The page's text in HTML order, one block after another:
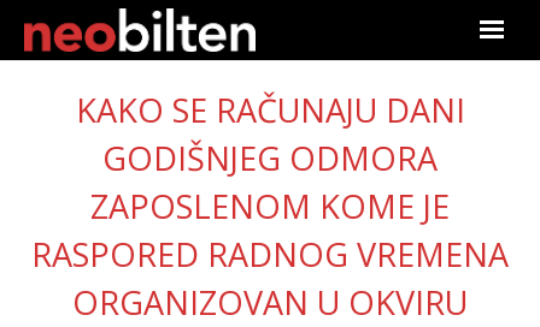
Početna
Pretraga
Aktuelno
Podaci
KAKO SE RAČUNAJU DANI
GODIŠNJEG ODMORA
ZAPOSLENOM KOME JE
RASPORED RADNOG VREMENA
ORGANIZOVAN U OKVIRU